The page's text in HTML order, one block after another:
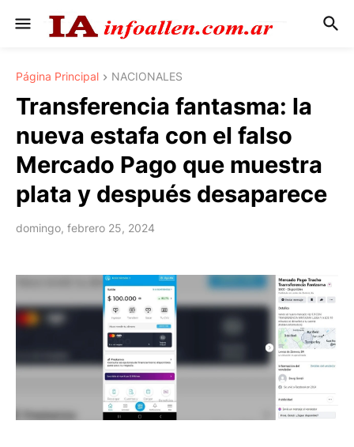
Página Principal NACIONALES
Transferencia fantasma: la
nueva estafa con el falso
Mercado Pago que muestra
plata y después desaparece
domingo, febrero 25, 2024